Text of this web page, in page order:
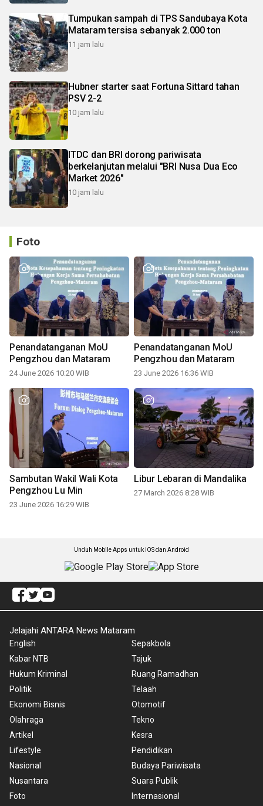
Tumpukan sampah di TPS Sandubaya Kota
Mataram tersisa sebanyak 2.000 ton
11 jam lalu
Hubner starter saat Fortuna Sittard tahan
PSV 2-2
10 jam lalu
ITDC dan BRI dorong pariwisata
berkelanjutan melalui "BRI Nusa Dua Eco
Market 2026"
10 jam lalu
Foto
Penandatanganan MoU
Pengzhou dan Mataram
24 June 2026 10:20 WIB
Penandatanganan MoU
Pengzhou dan Mataram
23 June 2026 16:36 WIB
Sambutan Wakil Wali Kota
Pengzhou Lu Min
23 June 2026 16:29 WIB
Libur Lebaran di Mandalika
27 March 2026 8:28 WIB
Unduh Mobile Apps untuk iOS dan Android
Jelajahi ANTARA News Mataram
English
Kabar NTB
Hukum Kriminal
Politik
Ekonomi Bisnis
Olahraga
Artikel
Lifestyle
Nasional
Nusantara
Foto
Sepakbola
Tajuk
Ruang Ramadhan
Telaah
Otomotif
Tekno
Kesra
Pendidikan
Budaya Pariwisata
Suara Publik
Internasional